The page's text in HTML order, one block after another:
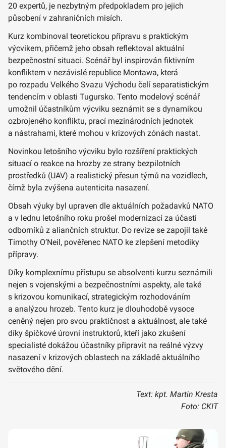
20 expertů, je nezbytným předpokladem pro jejich
působení v zahraničních misích.
Kurz kombinoval teoretickou přípravu s praktickým
výcvikem, přičemž jeho obsah reflektoval aktuální
bezpečnostní situaci. Scénář byl inspirován fiktivním
konfliktem v nezávislé republice Montawa, která
po rozpadu Velkého Svazu Východu čelí separatistickým
tendencím v oblasti Tugursko. Tento modelový scénář
umožnil účastníkům výcviku seznámit se s dynamikou
ozbrojeného konfliktu, prací mezinárodních jednotek
a nástrahami, které mohou v krizových zónách nastat.
Novinkou letošního výcviku bylo rozšíření praktických
situací o reakce na hrozby ze strany bezpilotních
prostředků (UAV) a realistický přesun týmů na vozidlech,
čímž byla zvýšena autenticita nasazení.
Obsah výuky byl upraven dle aktuálních požadavků NATO
a v lednu letošního roku prošel modernizací za účasti
odborníků z aliančních struktur. Do revize se zapojil také
Timothy O’Neil, pověřenec NATO ke zlepšení metodiky
přípravy.
Díky komplexnímu přístupu se absolventi kurzu seznámili
nejen s vojenskými a bezpečnostními aspekty, ale také
s krizovou komunikací, strategickým rozhodováním
a analýzou hrozeb. Tento kurz je dlouhodobě vysoce
ceněný nejen pro svou praktičnost a aktuálnost, ale také
díky špičkové úrovni instruktorů, kteří jako zkušení
specialisté dokážou účastníky připravit na reálné výzvy
nasazení v krizových oblastech na základě aktuálního
světového dění.
Text: kpt. Martin Kresta
Foto: CKIT